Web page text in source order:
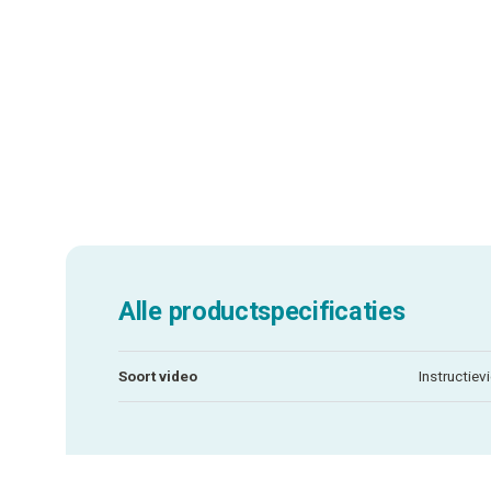
Alle productspecificaties
Soort video